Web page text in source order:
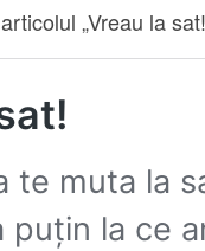
„Vreau la